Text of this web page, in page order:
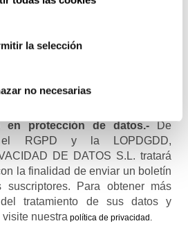
la selección
no necesarias
en protección de datos.-De
el RGPD y la LOPDGDD,
DE DATOS S.L. tratará
la finalidad de enviar un boletín
suscriptores. Para obtener más
del tratamiento de sus datos y
nuestra política de privacidad